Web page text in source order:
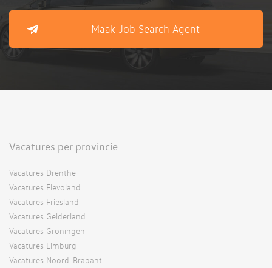
Maak Job Search Agent
Vacatures per provincie
Vacatures Drenthe
Vacatures Flevoland
Vacatures Friesland
Vacatures Gelderland
Vacatures Groningen
Vacatures Limburg
Vacatures Noord-Brabant